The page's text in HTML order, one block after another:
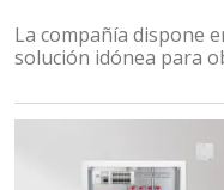
La compañía dispone
solución idónea para